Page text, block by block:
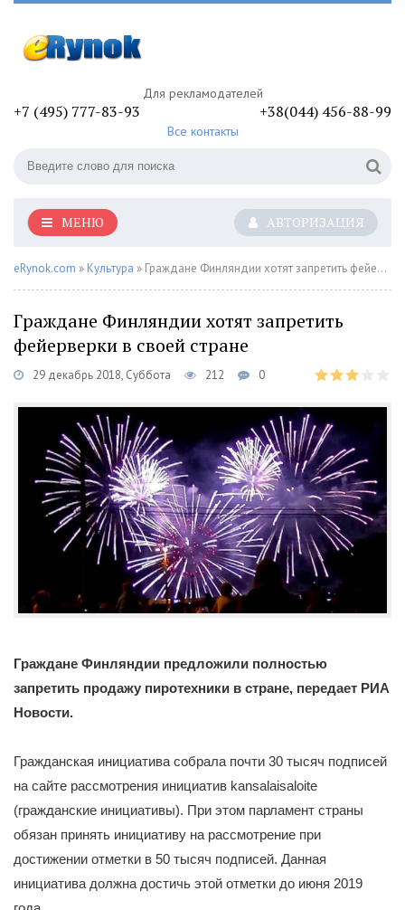
Для рекламодателей
+7 (495) 777-83-93 +38(044) 456-88-99
Все контакты
АВТОРИЗАЦИЯ
МЕНЮ
eRynok.com » Культура » Граждане Финляндии хотят запретить фейерверки в своей стране
Граждане Финляндии хотят запретить
фейерверки в своей стране
29 декабрь 2018, Суббота 212 0
Граждане Финляндии предложили полностью
запретить продажу пиротехники в стране, передает РИА
Новости.
Гражданская инициатива собрала почти 30 тысяч подписей
на сайте рассмотрения инициатив kansalaisaloite
(гражданские инициативы). При этом парламент страны
обязан принять инициативу на рассмотрение при
достижении отметки в 50 тысяч подписей. Данная
инициатива должна достичь этой отметки до июня 2019